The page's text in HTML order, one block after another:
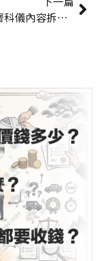
鶴佬齋科儀內容拆解｜儀式流程、誦經科本與家屬須知